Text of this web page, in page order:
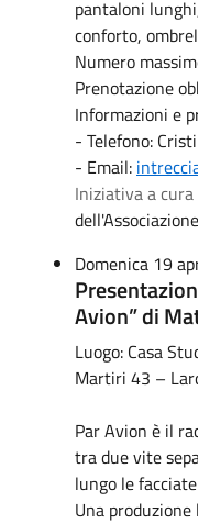
pantaloni
conforto,
Numero
Prenotazione
Informazioni e
- Telefono:
- Email:
Iniziativa a cura
Domenica 19
Avion” di
Luogo: Casa
Martiri 43 –
Par Avion è il
tra due vite
lungo le
Una